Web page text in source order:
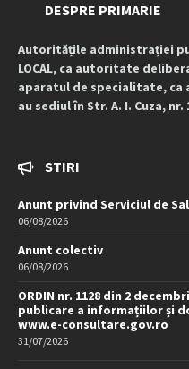
DESPRE PRIMARIE
Autoritățile administrației
LOCAL, ca autoritate
aparatul de specialitate, ca
au sediul în Str. A. I. Cuza, nr.
STIRI
Anunt privind Serviciul de
06/08/2026
Anunt colectiv
06/08/2026
ORDIN nr. 1128 din 2
publicare a informațiilor și
www.e-consultare.gov.ro
31/07/2026